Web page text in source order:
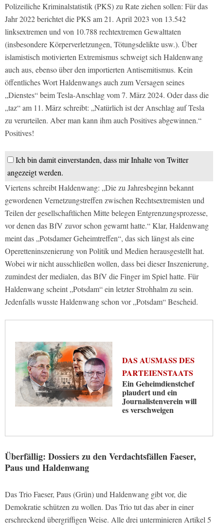
Polizeiliche Kriminalstatistik (PKS) zu Rate ziehen sollen: Für das
Jahr 2022 berichtet die PKS am 21. April 2023 von 13.542
linksextremen und von 10.788 rechtextremen Gewalttaten
(insbesondere Körperverletzungen, Tötungsdelikte usw.). Über
islamistisch motivierten Extremismus schweigt sich Haldenwang
auch aus, ebenso über den importierten Antisemitismus. Kein
öffentliches Wort Haldenwangs auch zum Versagen seines
„Dienstes“ beim Tesla-Anschlag vom 7. März 2024. Oder dass die
„taz“ am 11. März schreibt: „Natürlich ist der Anschlag auf Tesla
zu verurteilen. Aber man kann ihm auch Positives abgewinnen.“
Positives!
Ich bin damit einverstanden, dass mir Inhalte von Twitter
angezeigt werden.
Viertens schreibt Haldenwang: „Die zu Jahresbeginn bekannt
gewordenen Vernetzungstreffen zwischen Rechtsextremisten und
Teilen der gesellschaftlichen Mitte belegen Entgrenzungsprozesse,
vor denen das BfV zuvor schon gewarnt hatte.“ Klar, Haldenwang
meint das „Potsdamer Geheimtreffen“, das sich längst als eine
Operetteninszenierung von Politik und Medien herausgestellt hat.
Wobei wir nicht ausschließen wollen, dass bei dieser Inszenierung,
zumindest der medialen, das BfV die Finger im Spiel hatte. Für
Haldenwang scheint „Potsdam“ ein letzter Strohhalm zu sein.
Jedenfalls wusste Haldenwang schon vor „Potsdam“ Bescheid.
DAS AUSMASS DES P
ARTEIENSTAATS
Ein Geheimdienstchef
plaudert und ein
Journalistenverein will
es verschweigen
Überfällig: Dossiers zu den Verdachtsfällen Faeser,
Paus und Haldenwang
Das Trio Faeser, Paus (Grün) und Haldenwang gibt vor, die
Demokratie schützen zu wollen. Das Trio tut das aber in einer
erschreckend übergriffigen Weise. Alle drei unterminieren Artikel 5